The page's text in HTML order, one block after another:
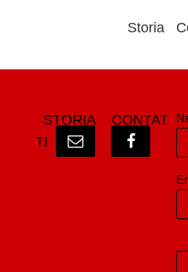
Storia
STORIA
CONTAT
TI